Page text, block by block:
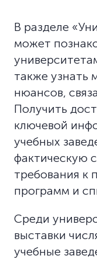
В разделе
может
также узнать
нюансов,
Получить
ключевой
учебных
фактическую
требования
программ и
Среди
выставки
учебные